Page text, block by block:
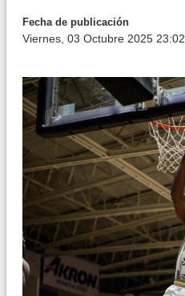
Fecha de publicación
Viernes, 03 Octubre 2025 23:02